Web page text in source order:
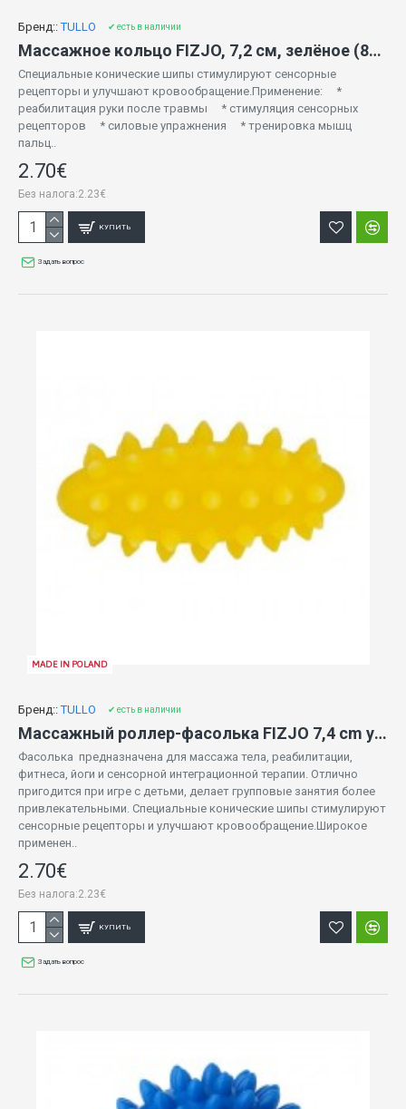
Бренд:: TULLO ✔ есть в наличии
Массажное кольцо FIZJO, 7,2 см, зелёное (878)
Специальные конические шипы стимулируют сенсорные
рецепторы и улучшают кровообращение.Применение: *
реабилитация руки после травмы * стимуляция сенсорных
рецепторов * силовые упражнения * тренировка мышц
пальц..
2.70€
Без налога:2.23€
КУПИТЬ
Задать вопрос
MADE IN POLAND
Бренд:: TULLO ✔ есть в наличии
Массажный роллер-фасолька FIZJO 7,4 cm yellow (875)
Фасолька предназначена для массажа тела, реабилитации,
фитнеса, йоги и сенсорной интеграционной терапии. Отлично
пригодится при игре с детьми, делает групповые занятия более
привлекательными. Специальные конические шипы стимулируют
сенсорные рецепторы и улучшают кровообращение.Широкое
применен..
2.70€
Без налога:2.23€
КУПИТЬ
Задать вопрос